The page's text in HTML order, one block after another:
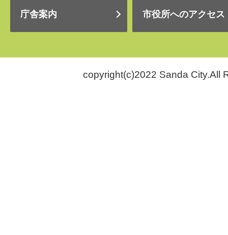
庁舎案内 市役所へのアクセス
copyright(c)2022 Sanda City.All